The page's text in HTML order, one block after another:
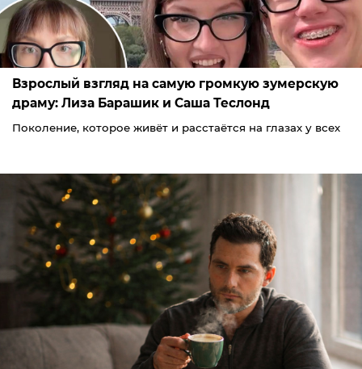
Взрослый взгляд на самую громкую зумерскую
драму: Лиза Барашик и Саша Теслонд
Поколение, которое живёт и расстаётся на глазах у всех